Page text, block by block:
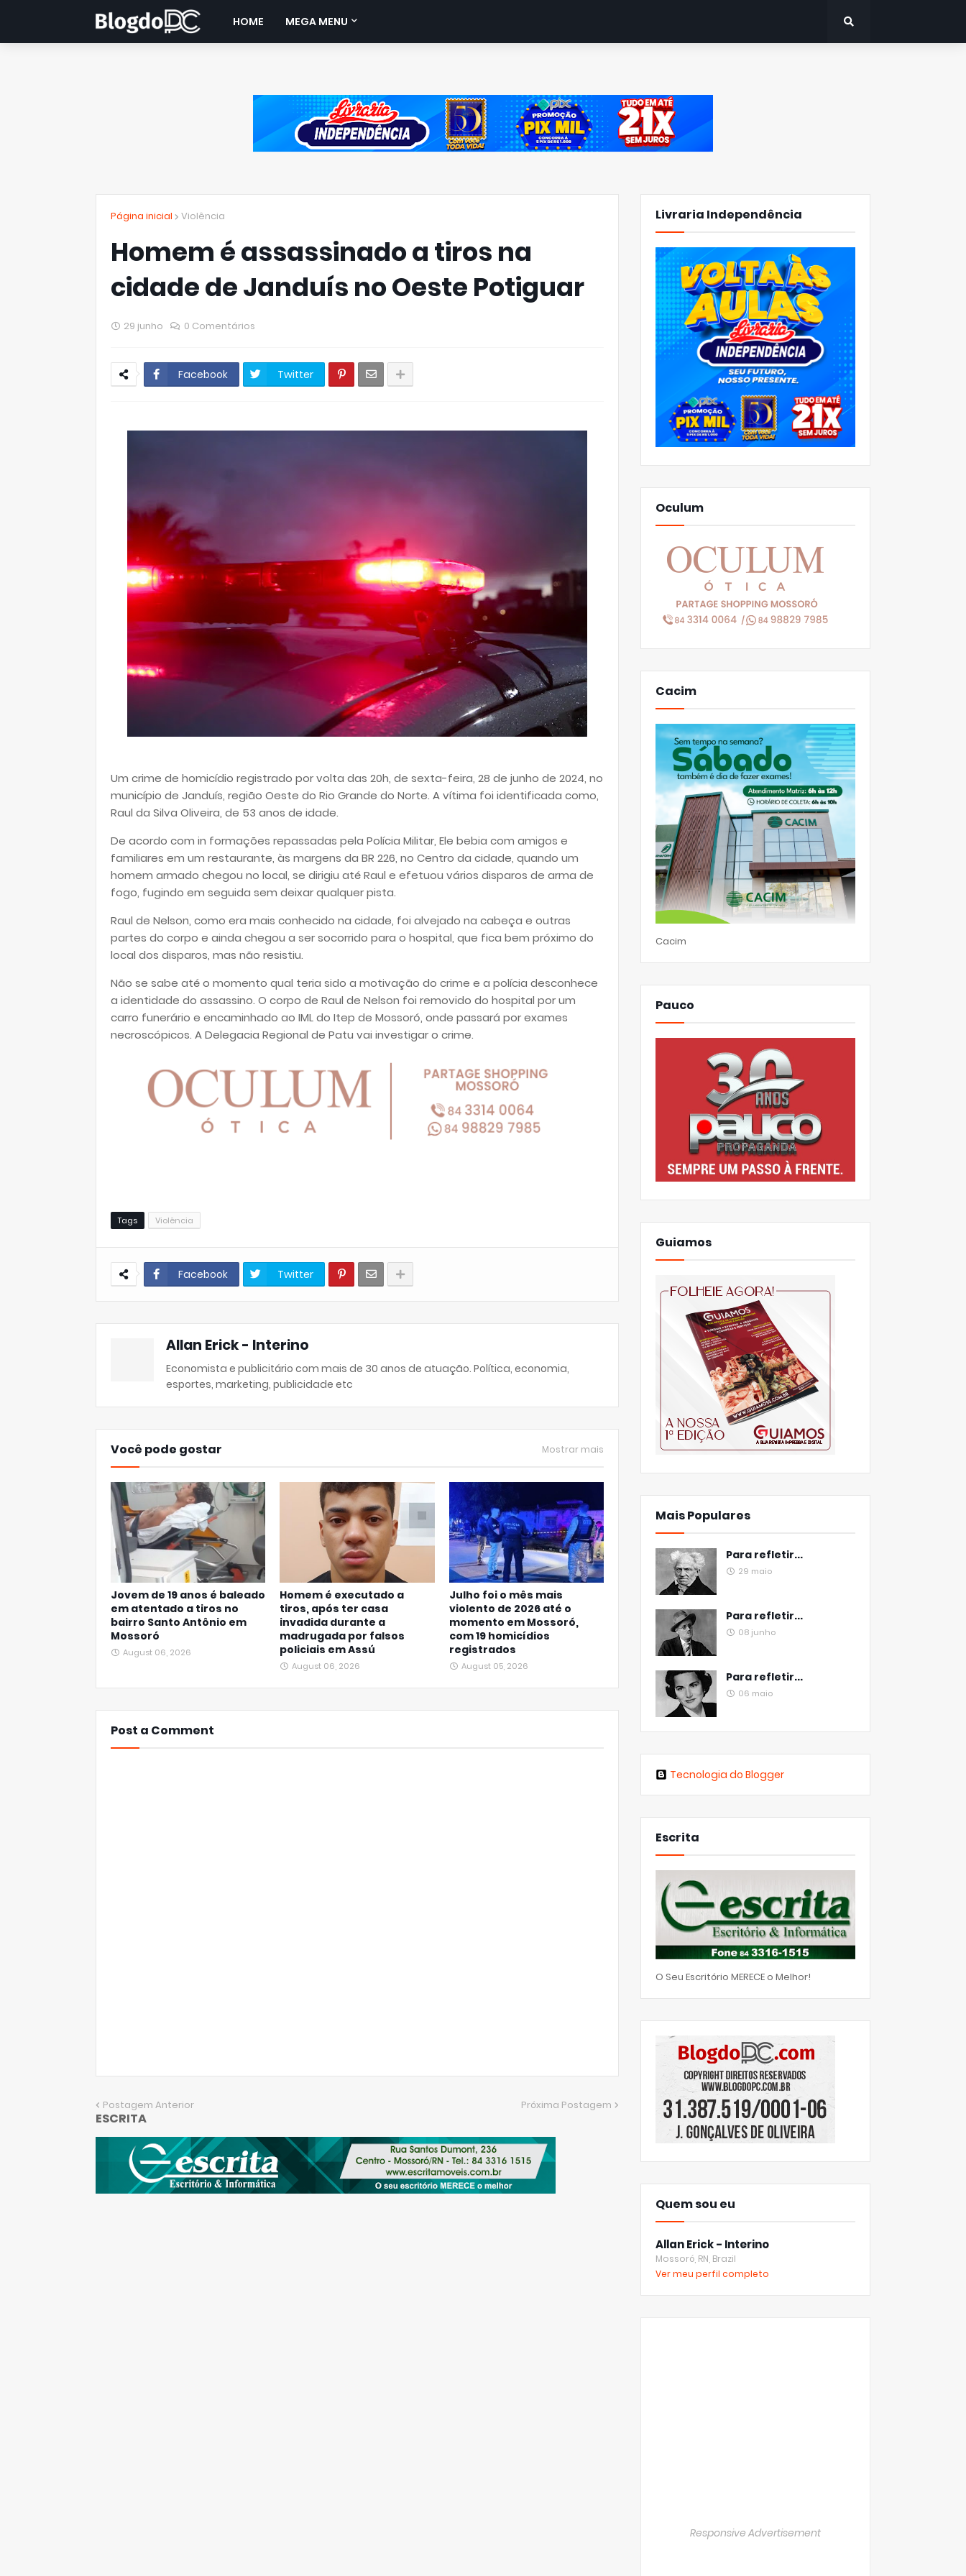
HOME MEGA MENU
Página inicial Violência
Homem é assassinado a tiros na
cidade de Janduís no Oeste Potiguar
29 junho 0 Comentários
Facebook Twitter
Um crime de homicídio registrado por volta das 20h, de sexta-feira, 28 de junho de 2024, no
município de Janduís, região Oeste do Rio Grande do Norte. A vítima foi identificada como,
Raul da Silva Oliveira, de 53 anos de idade.
De acordo com in formações repassadas pela Polícia Militar, Ele bebia com amigos e
familiares em um restaurante, às margens da BR 226, no Centro da cidade, quando um
homem armado chegou no local, se dirigiu até Raul e efetuou vários disparos de arma de
fogo, fugindo em seguida sem deixar qualquer pista.
Raul de Nelson, como era mais conhecido na cidade, foi alvejado na cabeça e outras
partes do corpo e ainda chegou a ser socorrido para o hospital, que fica bem próximo do
local dos disparos, mas não resistiu.
Não se sabe até o momento qual teria sido a motivação do crime e a polícia desconhece
a identidade do assassino. O corpo de Raul de Nelson foi removido do hospital por um
carro funerário e encaminhado ao IML do Itep de Mossoró, onde passará por exames
necroscópicos. A Delegacia Regional de Patu vai investigar o crime.
Tags Violência
Facebook Twitter
Allan Erick - Interino
Economista e publicitário com mais de 30 anos de atuação. Política, economia,
esportes, marketing, publicidade etc
Você pode gostar Mostrar mais
Jovem de 19 anos é baleado
em atentado a tiros no
bairro Santo Antônio em
Mossoró
August 06, 2026
Homem é executado a
tiros, após ter casa
invadida durante a
madrugada por falsos
policiais em Assú
August 06, 2026
Julho foi o mês mais
violento de 2026 até o
momento em Mossoró,
com 19 homicídios
registrados
August 05, 2026
Post a Comment
Postagem Anterior Próxima Postagem
ESCRITA
Livraria Independência
Oculum
Cacim
Cacim
Pauco
Guiamos
Mais Populares
Para refletir...
29 maio
Para refletir...
08 junho
Para refletir...
06 maio
Tecnologia do Blogger
Escrita
O Seu Escritório MERECE o Melhor!
Quem sou eu
Allan Erick - Interino
Mossoró, RN, Brazil
Ver meu perfil completo
Responsive Advertisement